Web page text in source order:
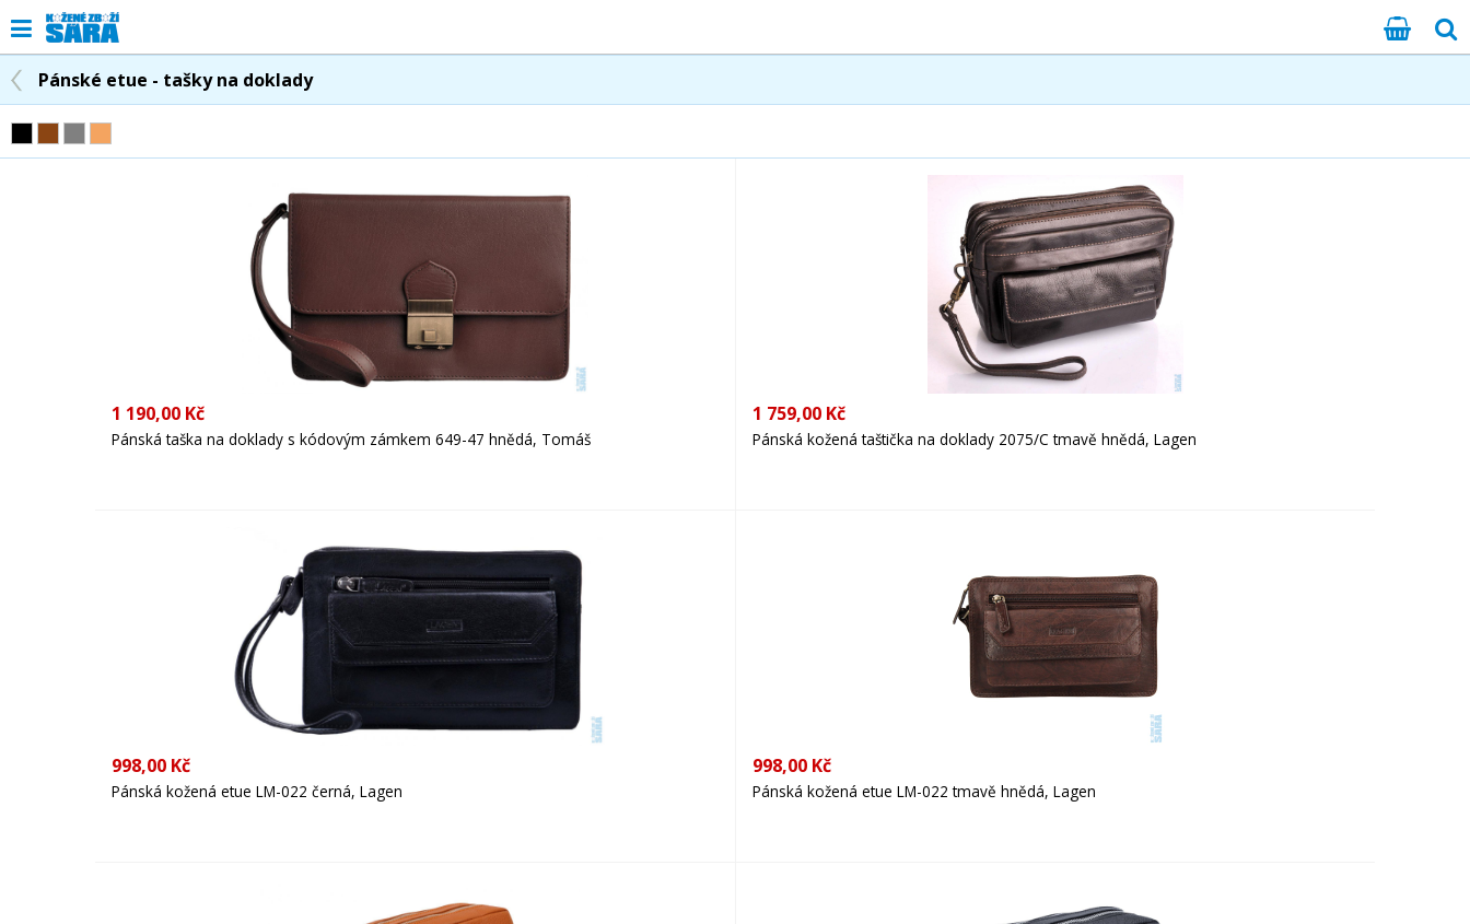
Pánské etue - tašky na doklady
1 190,00 Kč
Pánská taška na doklady s kódovým zámkem 649-47 hnědá, Tomáš
1 759,00 Kč
Pánská kožená taštička na doklady 2075/C tmavě hnědá, Lagen
998,00 Kč
Pánská kožená etue LM-022 černá, Lagen
998,00 Kč
Pánská kožená etue LM-022 tmavě hnědá, Lagen